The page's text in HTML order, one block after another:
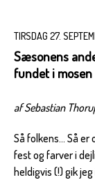
TIRSDAG 27.
Sæsonens
fundet i mosen
af Sebastian
Så folkens... Så
fest og farver i
heldigvis (!) gik